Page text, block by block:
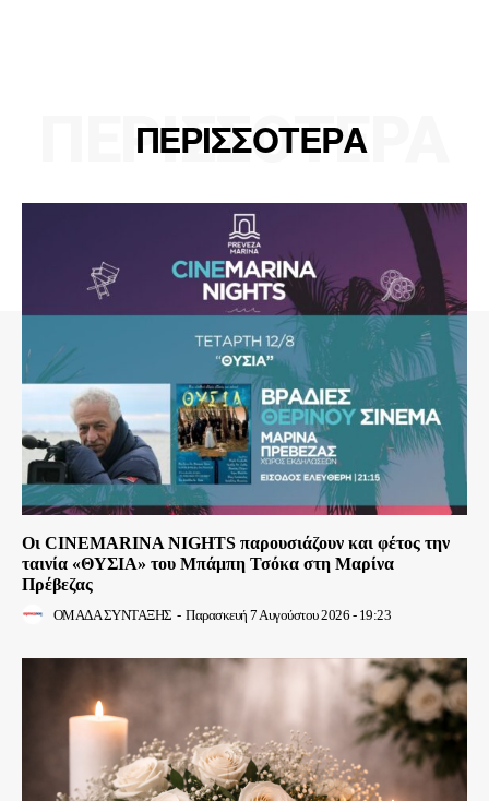
ΠΕΡΙΣΣΟΤΕΡΑ
ΠΕΡΙΣΣΟΤΕΡΑ
Οι CINEMARINA NIGHTS παρουσιάζουν και φέτος την
ταινία «ΘΥΣΙΑ» του Μπάμπη Τσόκα στη Μαρίνα
Πρέβεζας
ΟΜΑΔΑ ΣΥΝΤΑΞΗΣ - Παρασκευή 7 Αυγούστου 2026 - 19:23